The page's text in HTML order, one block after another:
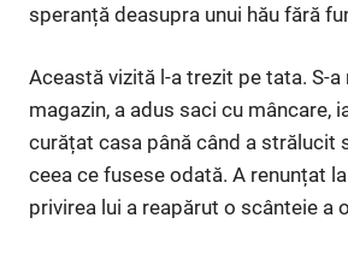
speranță deasupra unui hău fără
Această vizită l-a trezit pe tata. S-a
magazin, a adus saci cu mâncare,
curățat casa până când a strălucit
ceea ce fusese odată. A renunțat
privirea lui a reapărut o scânteie a